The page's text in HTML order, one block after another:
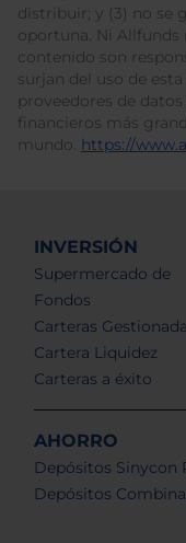
distribuir; y (3) no se
oportuna. Ni Allfunds
contenido son
surjan del uso de
proveedores de
financieros más
mundo. https://
INVERSIÓN
Supermercado de
Fondos
Carteras
Cartera Liquidez
Carteras a éxito
AHORRO
Depósitos Sinycon
Depósitos